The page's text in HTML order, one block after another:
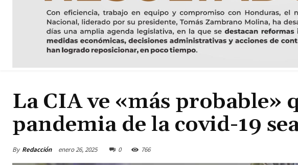
La CIA ve «más probable»
pandemia de la covid-19
By Redacción enero 26, 2025 0 766